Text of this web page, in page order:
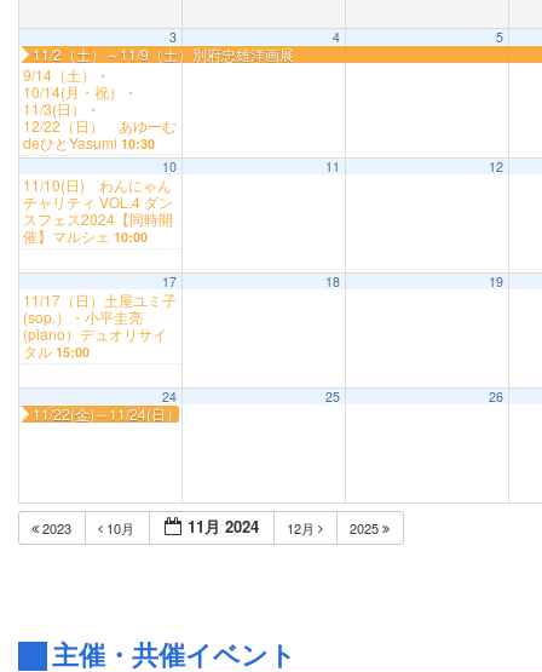
3
9/14（土）・
10/14(月・祝）・
11/3(日）・
12/22（日） あゆーむ
deひとYasumi 10:30
11/2（土）～11/9（土）別府忠雄洋画展
4 5
10
11/10(日) わんにゃん
チャリティ VOL.4 ダン
スフェス2024【同時開
催】マルシェ 10:00
11 12
17
11/17（日）土屋ユミ子
(sop.）・小平圭亮
(piano）デュオリサイ
タル 15:00
18 19
24
11/22(金)～11/24(日） 第37回 置賜書道クラブ展
25 26
2023 10月 11月 2024 12月 2025
主催・共催イベント